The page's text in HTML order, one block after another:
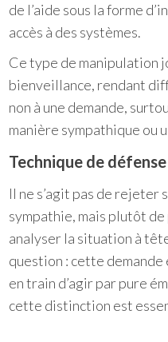
de l’aide sous la forme
accès à des systèmes.
Ce type de manipulation
bienveillance, rendant
non à une demande,
manière sympathique ou
Technique de défense
Il ne s’agit pas de rejeter
sympathie, mais plutôt
analyser la situation à
question : cette
en train d’agir par pure
cette distinction est